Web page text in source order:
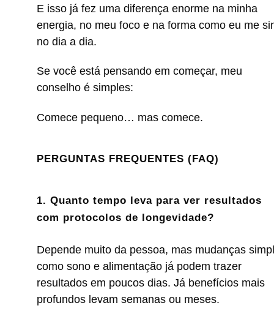
E isso já fez uma diferença enorme na minha
energia, no meu foco e na forma como eu me
no dia a dia.
Se você está pensando em começar, meu
conselho é simples:
Comece pequeno… mas comece.
PERGUNTAS FREQUENTES (FAQ)
1. Quanto tempo leva para ver resultados
com protocolos de longevidade?
Depende muito da pessoa, mas mudanças
como sono e alimentação já podem trazer
resultados em poucos dias. Já benefícios mais
profundos levam semanas ou meses.